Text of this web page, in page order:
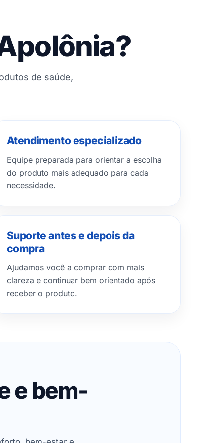
de saúde,
Atendimento especializado
Equipe preparada para orientar a escolha
do produto mais adequado para cada
necessidade.
Suporte antes e depois da
compra
Ajudamos você a comprar com mais
clareza e continuar bem orientado após
receber o produto.
e bem-